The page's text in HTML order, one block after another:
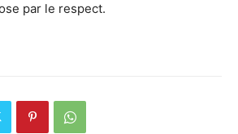
par le respect.